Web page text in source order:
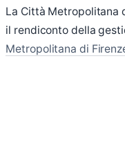
La Città Metropolitana
il rendiconto della
Metropolitana di